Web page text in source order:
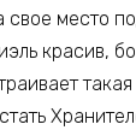
место
красив,